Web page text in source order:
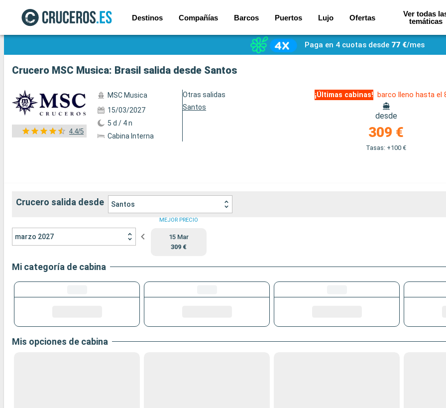
Destinos Compañías Barcos Puertos Lujo Ofertas
Ver todas
temáticas
Ver las 89 fotos
Paga en 4 cuotas desde77 €/mes
Crucero MSC Musica: Brasil salida desde Santos
4.4/5
MSC Musica
15/03/2027
5 d / 4 n
Cabina Interna
Otras salidas
Santos
¡Últimas cabinas! barco lleno hasta el
desde
309 €
Tasas: +100 €
Crucero salida desde Santos
marzo 2027
MEJOR PRECIO
15 Mar
309 €
Mi categoría de cabina
Mis opciones de cabina